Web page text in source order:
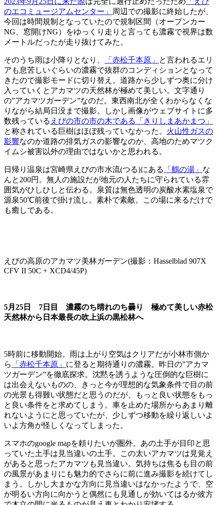
のエコミュージアムセンター」
周辺での撮影に終始したが、
今回は時間規制となっていたので規制区間（オープンカー
NG、窓開けNG）をゆっくり走りと言っても濃霧で視界は数
メートルだったが走り抜けてみた。
そのうち雨は小降りとなり、 「赤松千本原」
と言われるエリ
アも息苦しいぐらいの濃霧で抜群のコンディションとなって
きたので撮影モードに切り替え。道路から少しずつ奥に分け
入っていくとアカマツの天然林が極めて美しい。文字通り
の”アカマツガーデン”なのだ。東西南北が全くわからなくな
りながら結局日没まで撮影。しかし画像がウェブサイトに多
数残っている えびの市の市の木である「きりしまあかまつ」
と称されている巨樹はほぼ残っていなかった。 火山性ガスの
影響なのか道路の排気ガスの影響なのか、高地のためマツク
イムシ被害以外の理由ではないかと思われる。
日帰り温泉は宮崎県えびの市水流(つる)にある 「鶴の湯」 な
んと200円。無人の施設だが地元の人たちに守られている雰
囲気がひしひしと伝わる。泉質は無色透明の炭酸水素塩泉で
源泉50℃前後で掛け流し。素朴で素敵。この場に来るだけで
も癒しである。
えびの高原のアカマツ美林ガーデン(撮影：Hasselblad 907X
CFV II 50C + XCD4/45P)
5月25日 7日目 濃霧のち晴れのち曇り 極めて美しい赤松
天然林から日本最長の吹上浜の黒松林へ
5時前に移動開始。雨は上がり空気はクリアだが小林市側か
ら
「赤松千本原」 に登ると期待通りの濃霧。昨日の”アカマ
ツガーデン”を徹底探求。沈黙を誘うような圧倒的な巨樹に
は出会えないものの、きっと今が理想的な気象条件で目の前
の光景も得難い状態だと思うのだが、もっと良い状態をもっ
と良い条件をと求めてしまう。車を止めた場所からあまり離
れないようにと思っていたが、少しずつ移動を繰り返しいよ
いよ方角が怪しくなってしまった。
スマホのgoogle mapを頼りたいが圏外。あの土手が目印と思
っていた土手は見当違いの土手。この太いアカマツは見覚え
があると思ったアカマツも見当違い。気持ちは焦るも目の前
の風景があまりにも魅力的でさらに前に進み撮影を続けてし
まう。しかし大まかな方向に見当違いはなかったようで、空
が明るい方向に向かうと偶然にも見通しが効いてはるか彼方